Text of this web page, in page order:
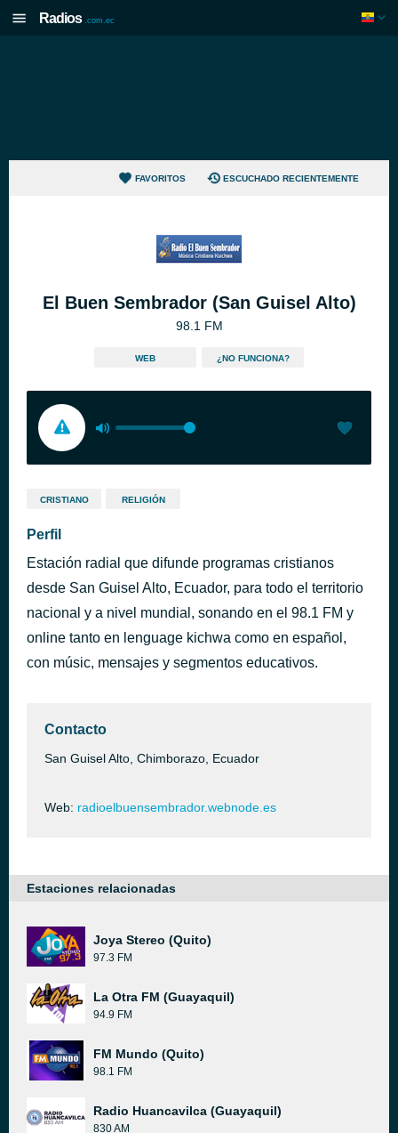
Radios .com.ec
FAVORITOS ESCUCHADO RECIENTEMENTE
El Buen Sembrador (San Guisel Alto)
98.1 FM
WEB ¿NO FUNCIONA?
CRISTIANO RELIGIÓN
Perfil
Estación radial que difunde programas cristianos
desde San Guisel Alto, Ecuador, para todo el territorio
nacional y a nivel mundial, sonando en el 98.1 FM y
online tanto en lenguage kichwa como en español,
con músic, mensajes y segmentos educativos.
Contacto
San Guisel Alto, Chimborazo, Ecuador
Web: radioelbuensembrador.webnode.es
Estaciones relacionadas
Joya Stereo (Quito)
97.3 FM
La Otra FM (Guayaquil)
94.9 FM
FM Mundo (Quito)
98.1 FM
Radio Huancavilca (Guayaquil)
830 AM